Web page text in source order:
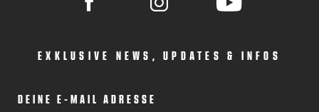
EXKLUSIVE NEWS, UPDATES & INFOS
DEINE E-MAIL ADRESSE